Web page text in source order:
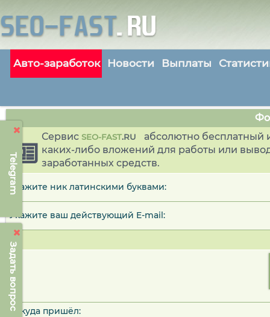
Telegram
Задать вопрос
Авто-заработок Новости Выплаты
Сервис SEO-FAST.RU
абсолютно бесплатный
каких-либо вложений для работы или
заработанных средств.
Укажите ник латинскими буквами:
Укажите ваш действующий E-mail:
Откуда пришёл: